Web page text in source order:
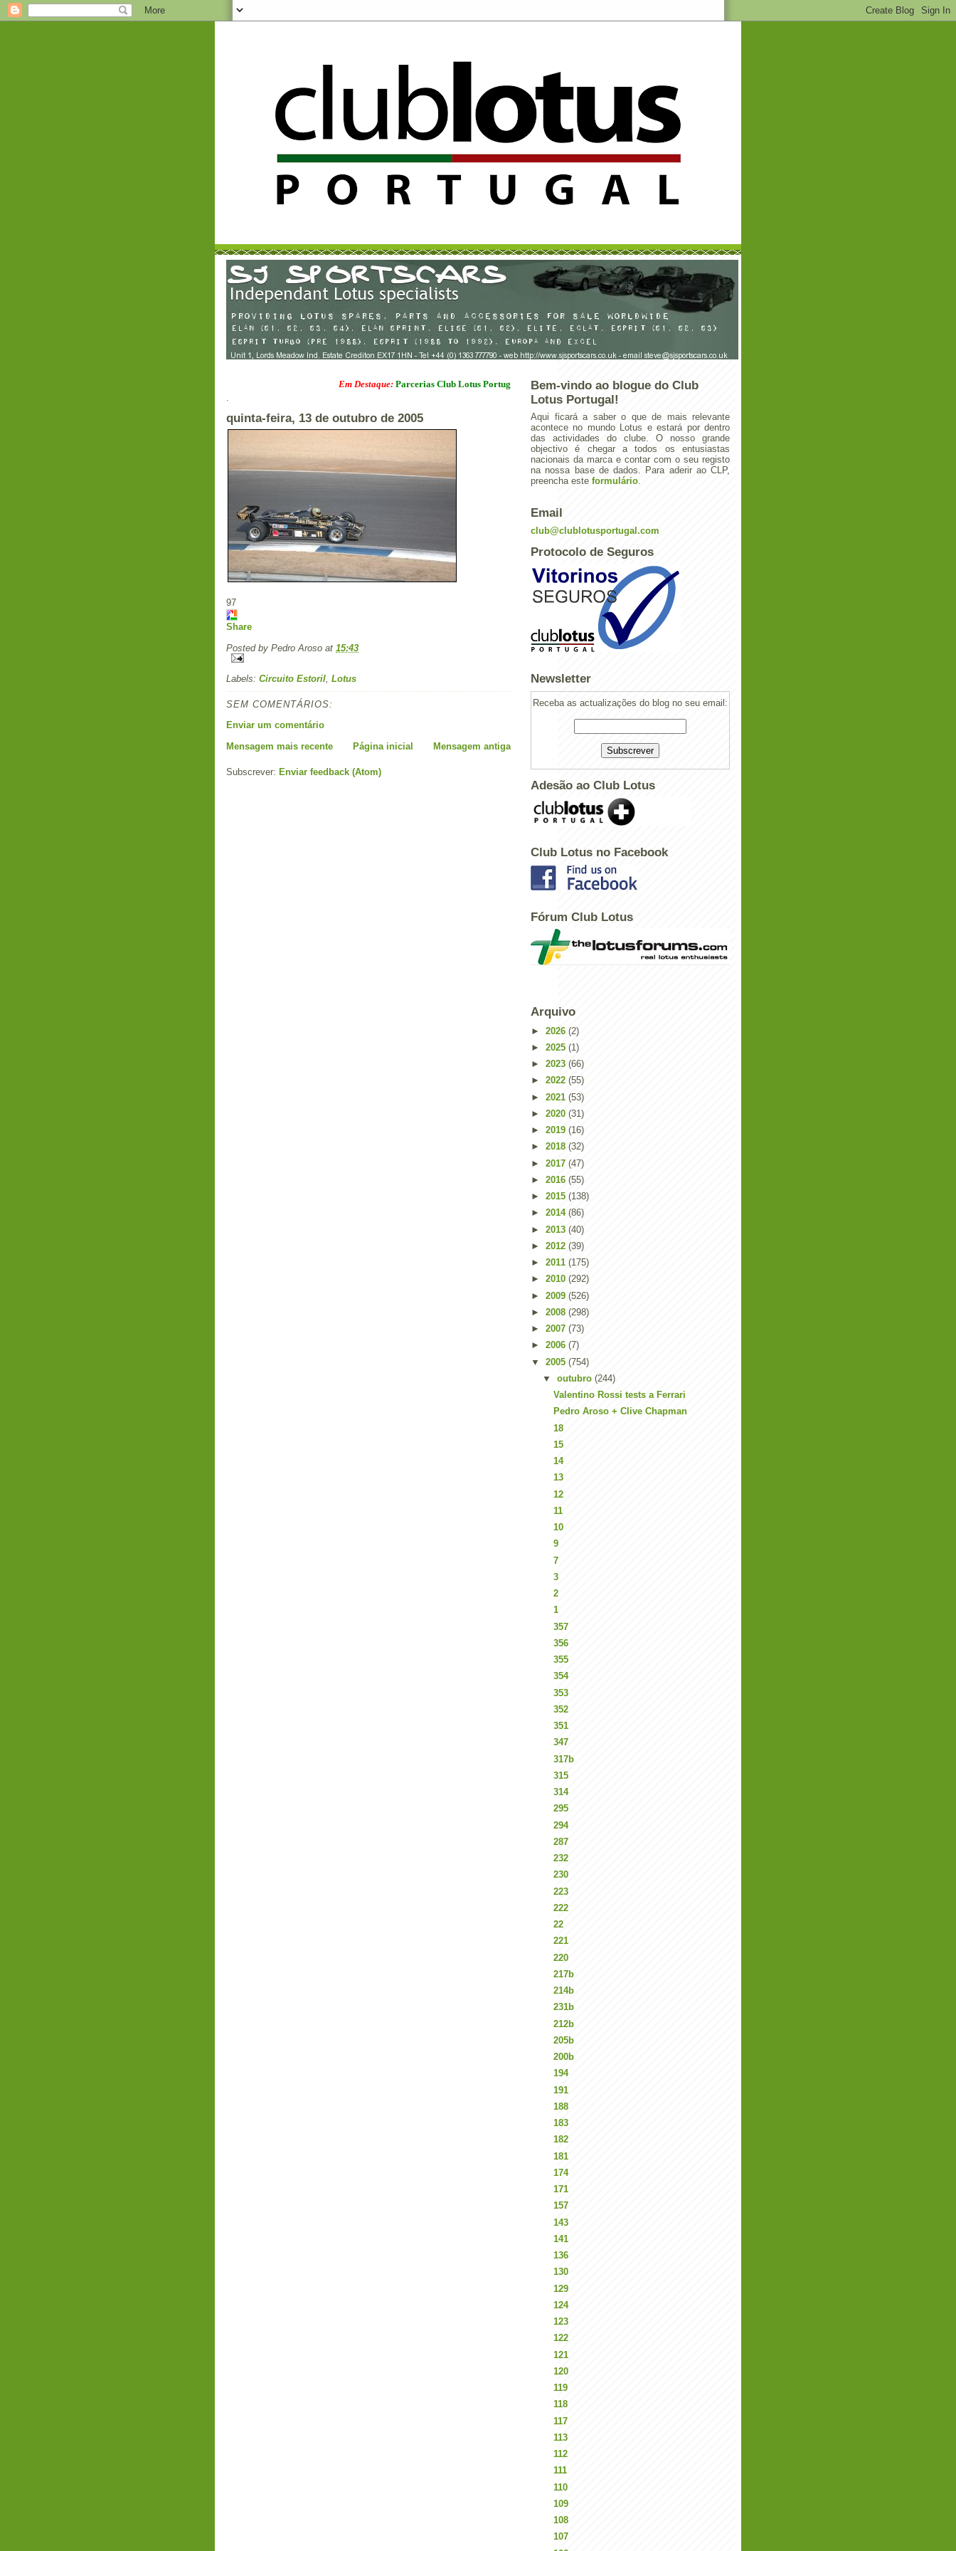
Em Destaque:Parcerias Club Lotus Portugal
quinta-feira, 13 de outubro de 2005
97
Share
Posted by Pedro Aroso at 15:43
Labels: Circuito Estoril Lotus
SEM COMENTÁRIOS:
Enviar um comentário
Mensagem mais recente
Mensagem antiga
Página inicial
Subscrever: Enviar feedback (Atom)
Bem-vindo ao blogue do Club
Lotus Portugal!
Aqui ficará a saber o que de mais relevante
acontece no mundo Lotus e estará por dentro
das actividades do clube. O nosso grande
objectivo é chegar a todos os entusiastas
nacionais da marca e contar com o seu registo
na nossa base de dados. Para aderir ao CLP,
preencha este formulário.
Email
club@clublotusportugal.com
Protocolo de Seguros
Newsletter
Receba as actualizações do blog no seu email:
Adesão ao Club Lotus
Club Lotus no Facebook
Fórum Club Lotus
Arquivo
► 2026 (2)
► 2025 (1)
► 2023 (66)
► 2022 (55)
► 2021 (53)
► 2020 (31)
► 2019 (16)
► 2018 (32)
► 2017 (47)
► 2016 (55)
► 2015 (138)
► 2014 (86)
► 2013 (40)
► 2012 (39)
► 2011 (175)
► 2010 (292)
► 2009 (526)
► 2008 (298)
► 2007 (73)
► 2006 (7)
▼ 2005 (754)
▼ outubro (244)
Valentino Rossi tests a Ferrari
Pedro Aroso + Clive Chapman
18
15
14
13
12
11
10
9
7
3
2
1
357
356
355
354
353
352
351
347
317b
315
314
295
294
287
232
230
223
222
22
221
220
217b
214b
231b
212b
205b
200b
194
191
188
183
182
181
174
171
157
143
141
136
130
129
124
123
122
121
120
119
118
117
113
112
111
110
109
108
107